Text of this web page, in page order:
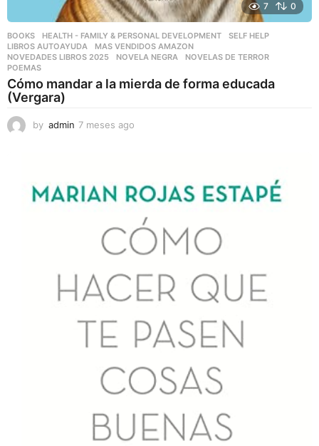
7 0
BOOKS ,HEALTH - FAMILY & PERSONAL DEVELOPMENT ,SELF HELP
LIBROS AUTOAYUDA
,MAS VENDIDOS AMAZON
NOVEDADES LIBROS 2025
,NOVELA NEGRA ,NOVELAS DE TERROR
POEMAS
Cómo mandar a la mierda de forma educada
(Vergara)
by admin 7 meses ago
s
a
o